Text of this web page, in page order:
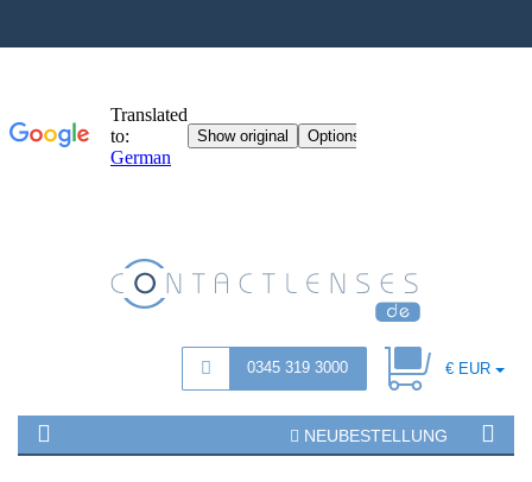
0345 319 3000 € EUR
NEUBESTELLUNG